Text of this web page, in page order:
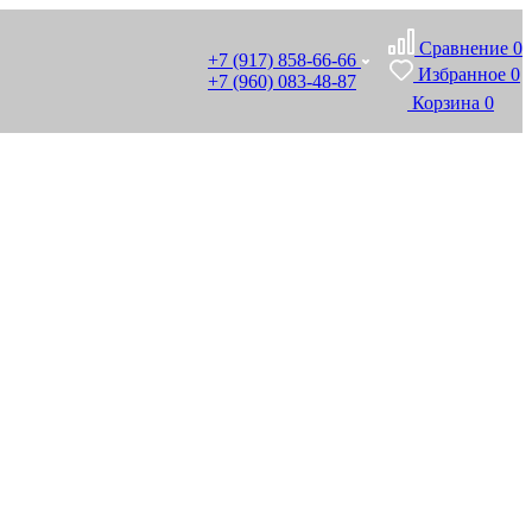
+7 (917) 858-66-66
+7 (960) 083-48-87
Сравнение 0
Избранное 0
Корзина 0